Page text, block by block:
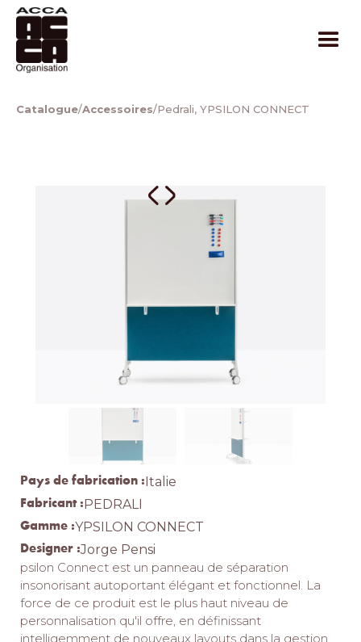
Catalogue/Accessoires/Pedrali, YPSILON CONNECT
Pays de fabrication :Italie
Fabricant :PEDRALI
Gamme :YPSILON CONNECT
Designer :Jorge Pensi
psilon Connect est un panneau de séparation
insonorisant autoportant élégant et fonctionnel.‎ La
force de ce produit est le plus haut niveau de
personnalisation qu'il offre, en définissant
intelligemment de nouveaux layouts dans la gestion